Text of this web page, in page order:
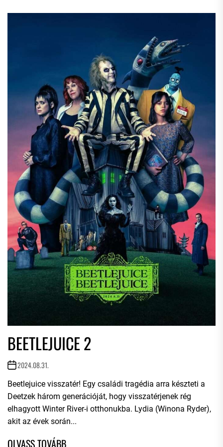
BEETLEJUICE 2
2024.08.31.
Beetlejuice visszatér! Egy családi tragédia arra készteti a
Deetzek három generációját, hogy visszatérjenek rég
elhagyott Winter River-i otthonukba. Lydia (Winona Ryder),
akit az évek során...